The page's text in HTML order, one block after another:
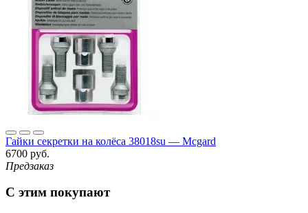
Гайки секретки на колёса 38018su — Mcgard
6700 руб.
Предзаказ
С этим покупают